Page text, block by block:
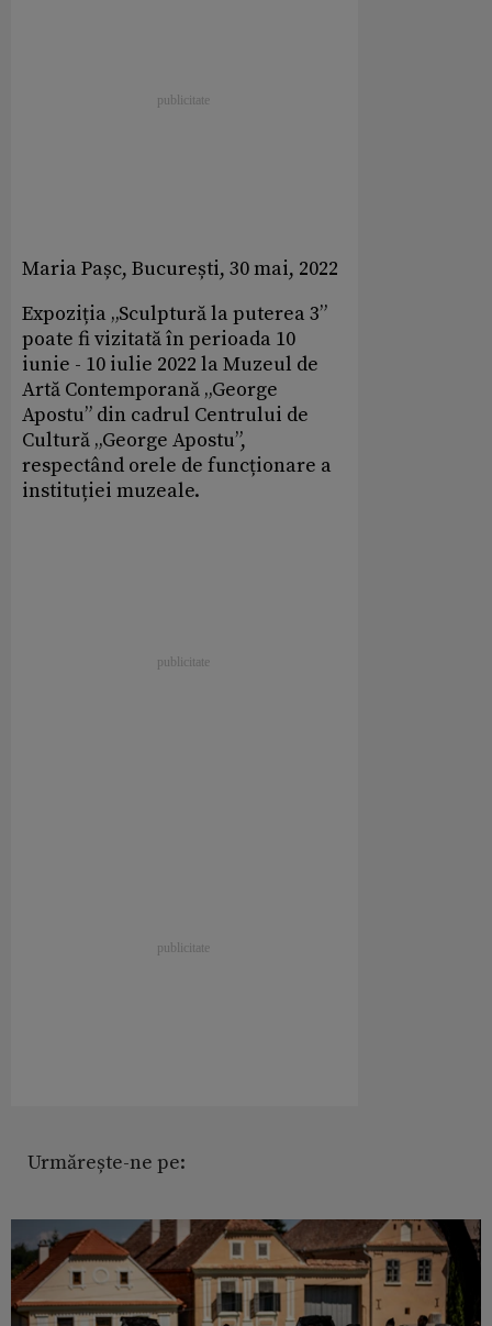
Maria Pașc, București, 30 mai, 2022
Expoziția „Sculptură la puterea 3”
poate fi vizitată în perioada 10
iunie - 10 iulie 2022 la Muzeul de
Artă Contemporană „George
Apostu” din cadrul Centrului de
Cultură „George Apostu”,
respectând orele de funcționare a
instituției muzeale.
Urmărește-ne pe: